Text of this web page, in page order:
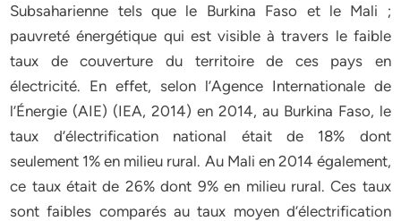
Subsaharienne tels que le Burkina Faso et le Mali ;
pauvreté énergétique qui est visible à travers le faible
taux de couverture du territoire de ces pays en
électricité. En effet, selon l’Agence Internationale de
l’Énergie (AIE) (IEA, 2014) en 2014, au Burkina Faso, le
taux d’électrification national était de 18% dont
seulement 1% en milieu rural. Au Mali en 2014 également,
ce taux était de 26% dont 9% en milieu rural. Ces taux
sont faibles comparés au taux moyen d’électrification